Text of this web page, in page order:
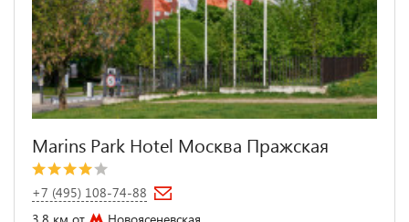
Marins Park Hotel Москва Пражская
+7 (495) 108-74-88